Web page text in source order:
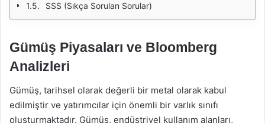
SSS (Sıkça Sorulan Sorular)
Gümüş Piyasaları ve Bloomberg
Analizleri
Gümüş, tarihsel olarak değerli bir metal olarak kabul
edilmiştir ve yatırımcılar için önemli bir varlık sınıfı
oluşturmaktadır. Gümüş, endüstriyel kullanım alanları,